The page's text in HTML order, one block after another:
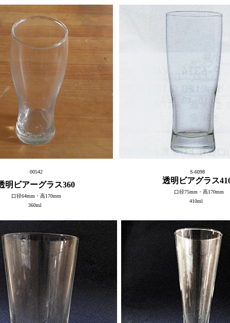
00542
明ビアーグラス360
口径64mm・高170mm
360ml
S-6098
透明ビアグラス
口径75mm・高170mm
410ml